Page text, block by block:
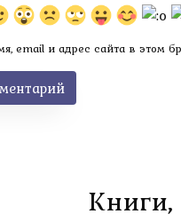
email и адрес сайта в этом